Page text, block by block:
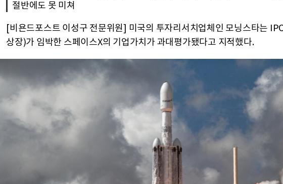
절반에도 못 미쳐
[비욘드포스트 이성구 전문위원] 미국의 투자리서치업체인 모닝스타는
상장)가 임박한 스페이스X의 기업가치가 과대평가됐다고 지적했다.